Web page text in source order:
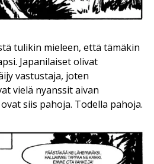
tulikin mieleen, että tämäkin
Japanilaiset olivat
vastustaja, joten
vielä nyanssit aivan
siis pahoja. Todella pahoja.